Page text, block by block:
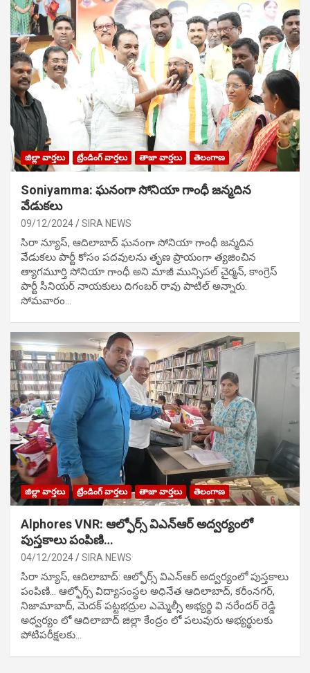
జిల్లా వార్తలు ట్రేండింగ్ వార్తలు తాజా వార్తలు తెలంగాణ
Soniyamma: ఘ‌నంగా సోనియా గాంధీ జ‌న్మ‌దిన
వేడుక‌లు
09/12/2024 SIRA NEWS
సిరా న్యూస్, ఆదిలాబాద్ ఘ‌నంగా సోనియా గాంధీ జ‌న్మ‌దిన
వేడుక‌లు పార్టీ కోసం ప‌ద‌వుల‌ను తృణ ప్రాయంగా త్య‌జించిన
త్యాగమూర్తి సోనియా గాంధీ అని మాజీ మున్సిప‌ల్ చైర్మ‌న్, కాంగ్రెస్
పార్టీ సీనియ‌ర్ నాయ‌కులు దిగంబ‌ర్ రావు పాటిల్ అన్నారు.
సోమవారం…
జిల్లా వార్తలు ట్రేండింగ్ వార్తలు తాజా వార్తలు తెలంగాణ
Alphores VNR: ఆల్ఫోర్స్ విఎన్ఆర్ అద్వర్యంలో
పుస్తకాలు పంపిణి…
04/12/2024 SIRA NEWS
సిరా న్యూస్, ఆదిలాబాద్: ఆల్ఫోర్స్ విఎన్ఆర్ అద్వర్యంలో పుస్తకాలు
పంపిణి… ఆల్ఫోర్స్ విద్యాసంస్థల అధినేత ఆదిలాబాద్, కరీంనగర్,
నిజామాబాద్, మెదక్ పట్టభద్రుల ఎమ్మెల్సీ అభ్యర్థి వి నరేందర్ రెడ్డి
అధ్వర్యం లో ఆదిలాబాద్ జిల్లా కేంద్రం లో పలువురు అభ్యర్థులకు
పోటిప‌రీక్ష‌ల‌కు…